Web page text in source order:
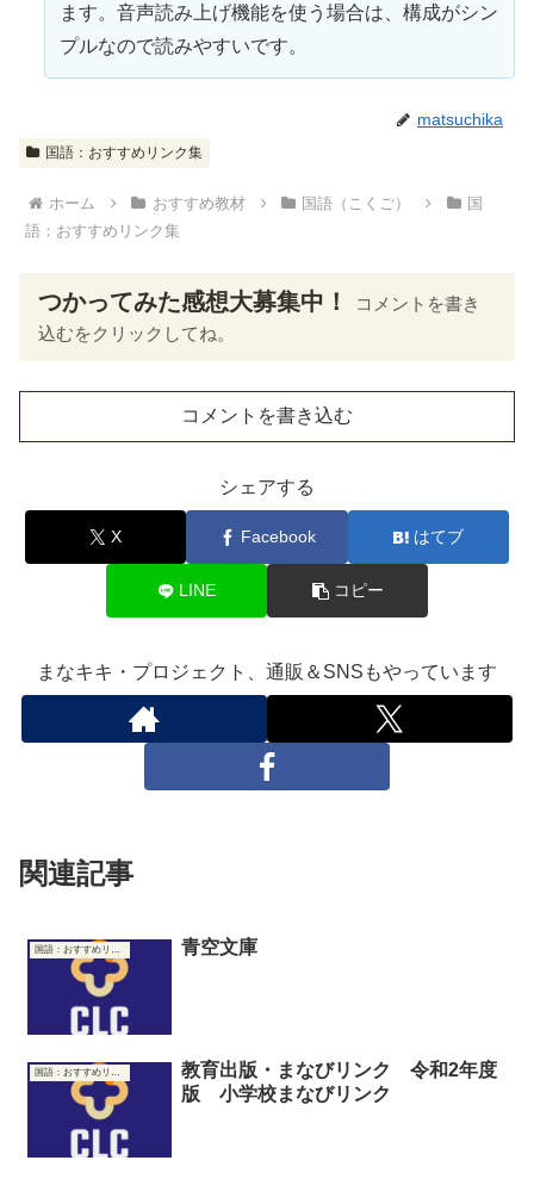
ます。音声読み上げ機能を使う場合は、構成がシン
プルなので読みやすいです。
matsuchika
国語：おすすめリンク集
ホーム おすすめ教材 国語（こくご）
国
語：おすすめリンク集
つかってみた感想大募集中！
コメントを書き
込むをクリックしてね。
コメントを書き込む
シェアする
X Facebook はてブ
LINE コピー
まなキキ・プロジェクト、通販＆SNSもやっています
関連記事
国語：おすすめリンク集 青空文庫
国語：おすすめリンク集
教育出版・まなびリンク 令和2年度
版 小学校まなびリンク